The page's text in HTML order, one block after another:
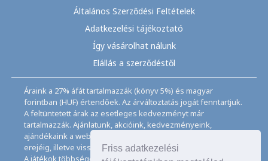
Friss adatkezelési
Általános Szerződési Feltételek
Adatkezelési tájékoztató
Így vásárolhat nálunk
Elállás a szerződéstől
Áraink a 27% áfát tartalmazzák (könyv 5%) és magyar
forintban (HUF) értendőek. Az árváltoztatás jogát fenntartjuk.
A feltüntetett árak az esetleges kedvezményt már
tartalmazzák. Ajánlatunk, akcióink, kedvezményeink,
ajándékaink a webáruházban feltüntetett ideig, a készletek
erejéig, illetve visszavonásig érvényesek.
A játékok többségéhez angol nyelvismeret illetve az